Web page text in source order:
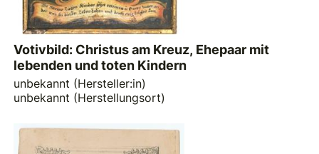
Votivbild: Christus am Kreuz, Ehepaar mit
lebenden und toten Kindern
unbekannt (Hersteller:in)
unbekannt (Herstellungsort)